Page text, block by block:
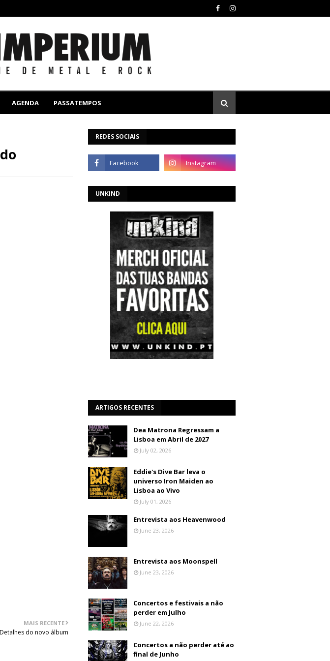
AGENDA PASSATEMPOS
MAIS RECENTE
do novo álbum
REDES SOCIAIS
UNKIND
ARTIGOS RECENTES
Dea Matrona Regressam a
Lisboa em Abril de 2027
July 02, 2026
Eddie's Dive Bar leva o
universo Iron Maiden ao
Lisboa ao Vivo
July 01, 2026
Entrevista aos Heavenwood
June 23, 2026
Entrevista aos Moonspell
June 23, 2026
Concertos e festivais a não
perder em Julho
June 22, 2026
Concertos a não perder até ao
final de Junho